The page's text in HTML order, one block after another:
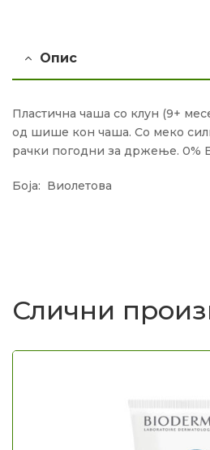
Опис
Пластична чаша со клун (9+
од шише кон чаша. Со меко
рачки погодни за држење. 0%
Боја: Виолетова
Слични